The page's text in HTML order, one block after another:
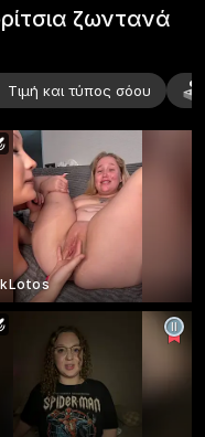
ζωντανά
Τιμή και τύπος σόου